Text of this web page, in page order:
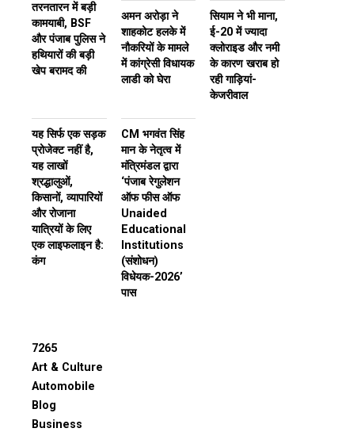
तरनतारन में बड़ी
कामयाबी, BSF
और पंजाब पुलिस ने
हथियारों की बड़ी
खेप बरामद की
अमन अरोड़ा ने
शाहकोट हलके में
नौकरियों के मामले
में कांग्रेसी विधायक
लाडी को घेरा
सियाम ने भी माना,
ई-20 में ज्यादा
क्लोराइड और नमी
के कारण खराब हो
रही गाड़ियां-
केजरीवाल
यह सिर्फ एक सड़क
प्रोजेक्ट नहीं है,
यह लाखों
श्रद्धालुओं,
किसानों, व्यापारियों
और रोजाना
यात्रियों के लिए
एक लाइफलाइन है:
कंग
CM भगवंत सिंह
मान के नेतृत्व में
मंत्रिमंडल द्वारा
‘पंजाब रेगुलेशन
ऑफ फीस ऑफ
Unaided
Educational
Institutions
(संशोधन)
विधेयक-2026’
पास
7265
Art & Culture
Automobile
Blog
Business